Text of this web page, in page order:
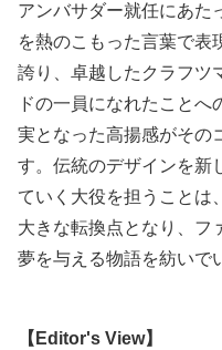
アンバサダー就任にあた
を熱のこもった言葉で表
誇り、卓越したクラフツ
ドの一員になれたことへ
実となった高揚感がその
す。伝統のデザインを新
ていく大役を担うことは
大きな転換点となり、フ
夢を与える物語を紡いで
【Editor's View】